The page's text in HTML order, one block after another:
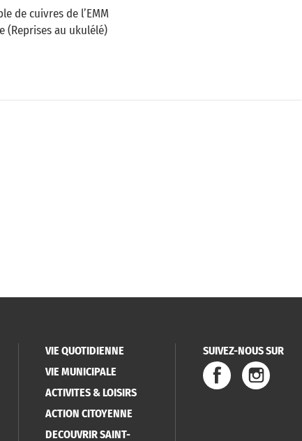
de cuivres de l’EMM
(Reprises au ukulélé)
VIE QUOTIDIENNE
VIE MUNICIPALE
ACTIVITES & LOISIRS
ACTION CITOYENNE
DECOUVRIR SAINT-
SUIVEZ-NOUS SUR